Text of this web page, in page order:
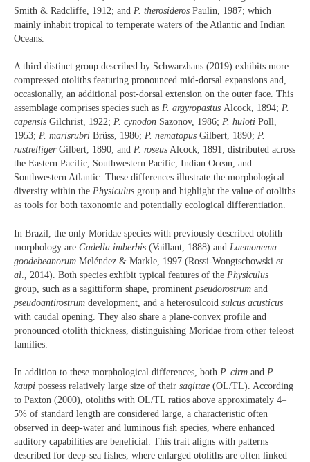
Smith & Radcliffe, 1912; and P. therosideros Paulin, 1987; which
mainly inhabit tropical to temperate waters of the Atlantic and Indian
Oceans.
A third distinct group described by Schwarzhans (2019) exhibits more
compressed otoliths featuring pronounced mid-dorsal expansions and,
occasionally, an additional post-dorsal extension on the outer face. This
assemblage comprises species such as P. argyropastus Alcock, 1894; P.
capensis Gilchrist, 1922; P. cynodon Sazonov, 1986; P. huloti Poll,
1953; P. marisrubri Brüss, 1986; P. nematopus Gilbert, 1890; P.
rastrelliger Gilbert, 1890; and P. roseus Alcock, 1891; distributed across
the Eastern Pacific, Southwestern Pacific, Indian Ocean, and
Southwestern Atlantic. These differences illustrate the morphological
diversity within the Physiculus group and highlight the value of otoliths
as tools for both taxonomic and potentially ecological differentiation.
In Brazil, the only Moridae species with previously described otolith
morphology are Gadella imberbis (Vaillant, 1888) and Laemonema
goodebeanorum Meléndez & Markle, 1997 (Rossi-Wongtschowski et
al ., 2014). Both species exhibit typical features of the Physiculus
group, such as a sagittiform shape, prominent pseudorostrum and
pseudoantirostrum development, and a heterosulcoid sulcus acusticus
with caudal opening. They also share a plane-convex profile and
pronounced otolith thickness, distinguishing Moridae from other teleost
families.
In addition to these morphological differences, both P. cirm and P.
kaupi possess relatively large size of their sagittae (OL/TL). According
to Paxton (2000), otoliths with OL/TL ratios above approximately 4–
5% of standard length are considered large, a characteristic often
observed in deep-water and luminous fish species, where enhanced
auditory capabilities are beneficial. This trait aligns with patterns
described for deep-sea fishes, where enlarged otoliths are often linked